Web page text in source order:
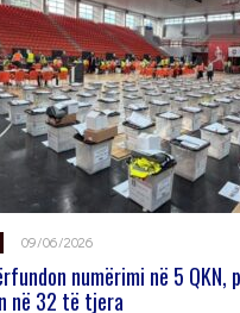
09/06/2026
numërimi në 5 QKN,
në 32 të tjera